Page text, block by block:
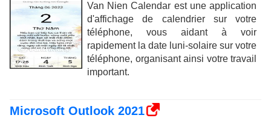
Van Nien Calendar est une application
d'affichage de calendrier sur votre
téléphone, vous aidant à voir
rapidement la date luni-solaire sur votre
téléphone, organisant ainsi votre travail
important.
Microsoft Outlook 2021